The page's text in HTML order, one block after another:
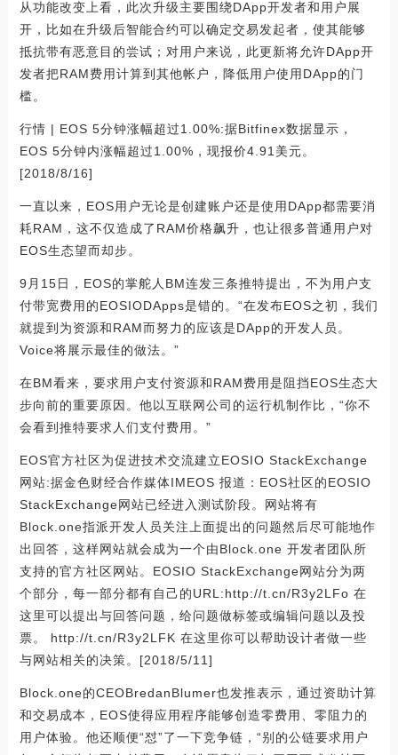
从功能改变上看，此次升级主要围绕DApp开发者和用户展
开，比如在升级后智能合约可以确定交易发起者，使其能够
抵抗带有恶意目的尝试；对用户来说，此更新将允许DApp开
发者把RAM费用计算到其他帐户，降低用户使用DApp的门
槛。
行情 | EOS 5分钟涨幅超过1.00%:据Bitfinex数据显示，
EOS 5分钟内涨幅超过1.00%，现报价4.91美元。
[2018/8/16]
一直以来，EOS用户无论是创建账户还是使用DApp都需要消
耗RAM，这不仅造成了RAM价格飙升，也让很多普通用户对
EOS生态望而却步。
9月15日，EOS的掌舵人BM连发三条推特提出，不为用户支
付带宽费用的EOSIODApps是错的。“在发布EOS之初，我们
就提到为资源和RAM而努力的应该是DApp的开发人员。
Voice将展示最佳的做法。”
在BM看来，要求用户支付资源和RAM费用是阻挡EOS生态大
步向前的重要原因。他以互联网公司的运行机制作比，“你不
会看到推特要求人们支付费用。”
EOS官方社区为促进技术交流建立EOSIO StackExchange
网站:据金色财经合作媒体IMEOS 报道：EOS社区的EOSIO
StackExchange网站已经进入测试阶段。网站将有
Block.one指派开发人员关注上面提出的问题然后尽可能地作
出回答，这样网站就会成为一个由Block.one 开发者团队所
支持的官方社区网站。EOSIO StackExchange网站分为两
个部分，每一部分都有自己的URL:http://t.cn/R3y2LFo 在
这里可以提出与回答问题，给问题做标签或编辑问题以及投
票。 http://t.cn/R3y2LFK 在这里你可以帮助设计者做一些
与网站相关的决策。[2018/5/11]
Block.one的CEOBredanBlumer也发推表示，通过资助计算
和交易成本，EOS使得应用程序能够创造零费用、零阻力的
用户体验。他还顺便“怼”了一下竞争链，“别的公链要求用户